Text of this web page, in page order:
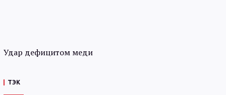
Удар дефицитом меди
ТЭК